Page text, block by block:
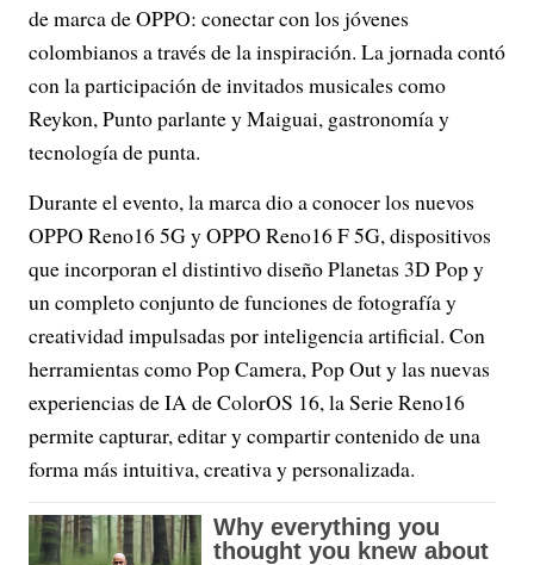
de marca de OPPO: conectar con los jóvenes
colombianos a través de la inspiración. La jornada contó
con la participación de invitados musicales como
Reykon, Punto parlante y Maiguai, gastronomía y
tecnología de punta.
Durante el evento, la marca dio a conocer los nuevos
OPPO Reno16 5G y OPPO Reno16 F 5G, dispositivos
que incorporan el distintivo diseño Planetas 3D Pop y
un completo conjunto de funciones de fotografía y
creatividad impulsadas por inteligencia artificial. Con
herramientas como Pop Camera, Pop Out y las nuevas
experiencias de IA de ColorOS 16, la Serie Reno16
permite capturar, editar y compartir contenido de una
forma más intuitiva, creativa y personalizada.